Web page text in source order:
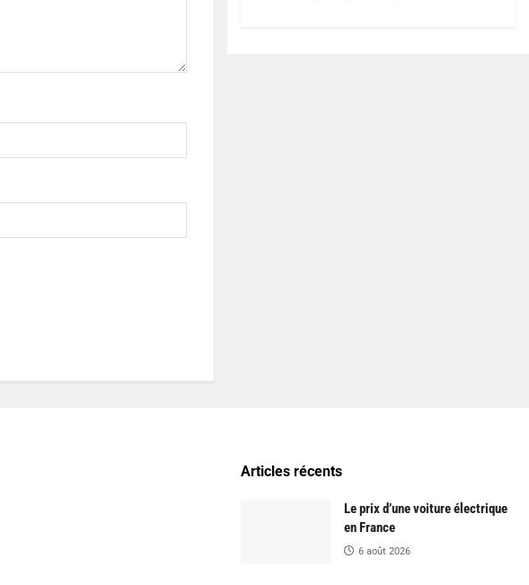
Articles récents
Le prix d’une voiture électrique
en France
6 août 2026